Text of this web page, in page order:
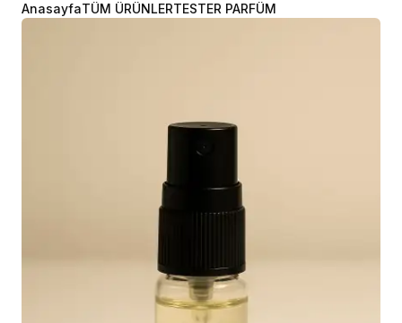
AnasayfaTÜM ÜRÜNLERTESTER PARFÜM